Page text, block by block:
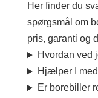
Her finder du
spørgsmål om
pris, garanti og
Hvordan ved
Hjælper I
Er borebiller